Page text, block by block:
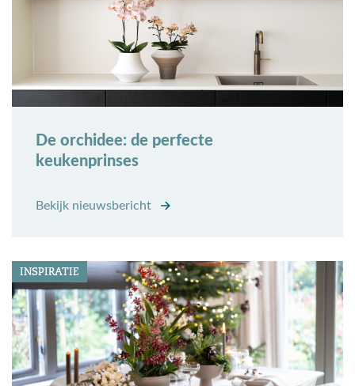
De orchidee: de perfecte
keukenprinses
Bekijk nieuwsbericht
INSPIRATIE